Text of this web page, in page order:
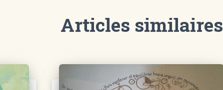
Articles similaires